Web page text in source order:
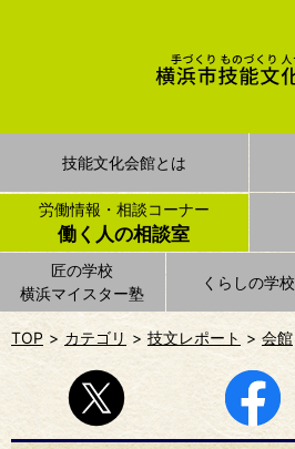
技能文化会館とは
労働情報・相談コーナー
働く人の相談室
匠の学校
横浜マイスター塾
くらしの学校
TOP カテゴリ 技文レポート 会館